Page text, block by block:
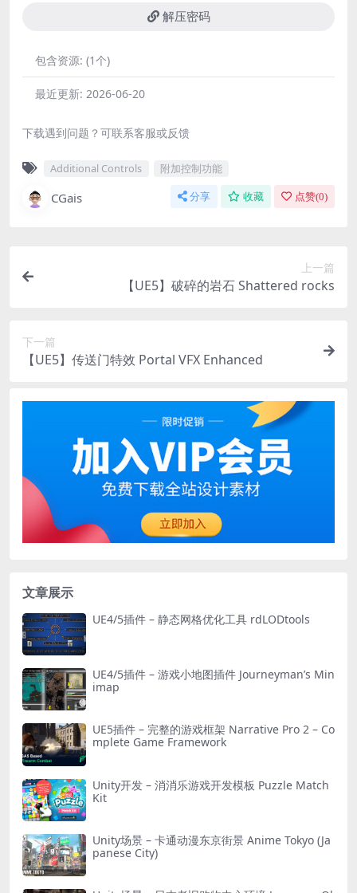
解压密码
包含资源: (1个)
最近更新: 2026-06-20
下载遇到问题？可联系客服或反馈
Additional Controls 附加控制功能
CGais 分享 收藏 点赞(0)
上一篇
【UE5】破碎的岩石 Shattered rocks
下一篇
【UE5】传送门特效 Portal VFX Enhanced
文章展示
UE4/5插件 – 静态网格优化工具 rdLODtools
UE4/5插件 – 游戏小地图插件 Journeyman’s Min
imap
UE5插件 – 完整的游戏框架 Narrative Pro 2 – Co
mplete Game Framework
Unity开发 – 消消乐游戏开发模板 Puzzle Match
Kit
Unity场景 – 卡通动漫东京街景 Anime Tokyo (Ja
panese City)